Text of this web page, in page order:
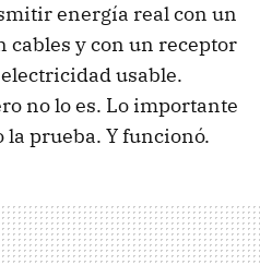
energía real con un
cables y con un receptor
usable.
no lo es. Lo importante
prueba. Y funcionó.